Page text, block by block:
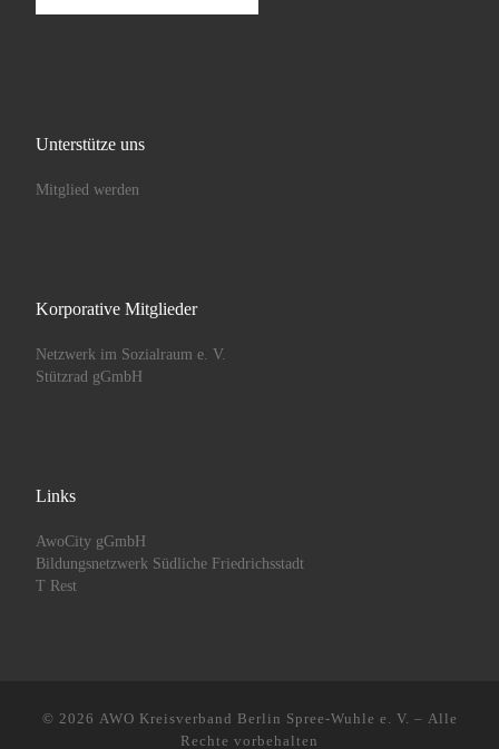
Unterstütze uns
Mitglied werden
Korporative Mitglieder
Netzwerk im Sozialraum e. V.
Stützrad gGmbH
Links
AwoCity gGmbH
Bildungsnetzwerk Südliche Friedrichsstadt
T Rest
© 2026 AWO Kreisverband Berlin Spree-Wuhle e. V. – Alle
Rechte vorbehalten